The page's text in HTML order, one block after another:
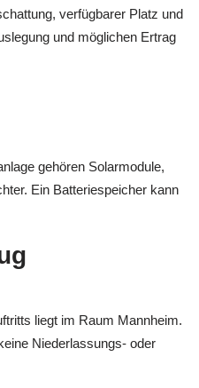
verfügbarer Platz und
und möglichen Ertrag
gehören Solarmodule,
Ein Batteriespeicher kann
liegt im Raum Mannheim.
Niederlassungs- oder